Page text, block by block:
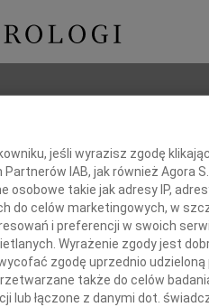
jeśli wyrazisz zgodę
IAB, jak również Agora
osobowe takie jak adresy IP,
do celów marketingowych, w
i preferencji w swoich
Wyrażenie zgody jest
zgodę uprzednio udzieloną
także do celów
lub łączone z danymi dot.